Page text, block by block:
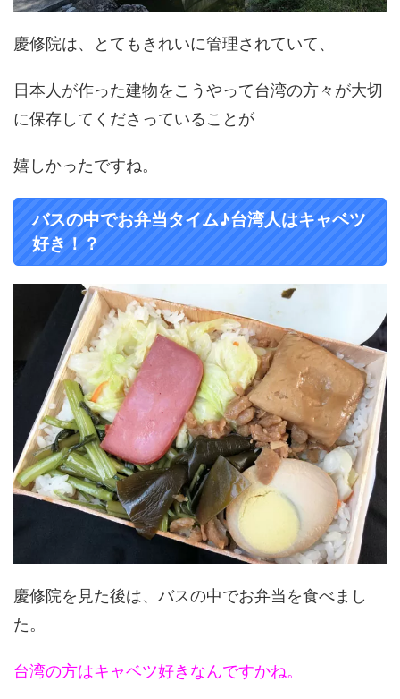
慶修院は、とてもきれいに管理されていて、
日本人が作った建物をこうやって台湾の方々が大切
に保存してくださっていることが
嬉しかったですね。
バスの中でお弁当タイム♪台湾人はキャベツ
好き！？
慶修院を見た後は、バスの中でお弁当を食べまし
た。
台湾の方はキャベツ好きなんですかね。